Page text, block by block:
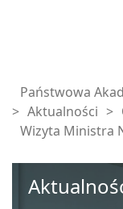
Państwowa
> Aktualności >
Wizyta Ministra